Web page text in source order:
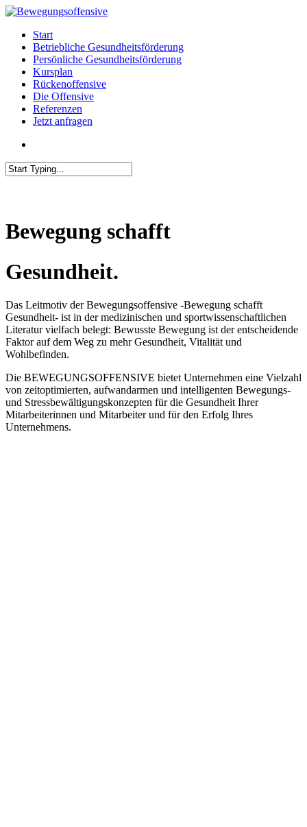
Skip
main
content
Menu
Start
Betriebliche Gesundheitsförderung
Persönliche Gesundheitsförderung
Kursplan
Rückenoffensive
Die Offensive
Referenzen
Jetzt anfragen
Bewegung schafft
Gesundheit.
Das Leitmotiv der Bewegungsoffensive -Bewegung schafft
Gesundheit- ist in der medizinischen und sportwissenschaftlichen
Literatur vielfach belegt: Bewusste Bewegung ist der entscheidende
Faktor auf dem Weg zu mehr Gesundheit, Vitalität und
Wohlbefinden.
Die BEWEGUNGSOFFENSIVE bietet Unternehmen eine Vielzahl
von zeitoptimierten, aufwandarmen und intelligenten Bewegungs-
und Stressbewältigungskonzepten für die Gesundheit Ihrer
Mitarbeiterinnen und Mitarbeiter und für den Erfolg Ihres
Unternehmens.